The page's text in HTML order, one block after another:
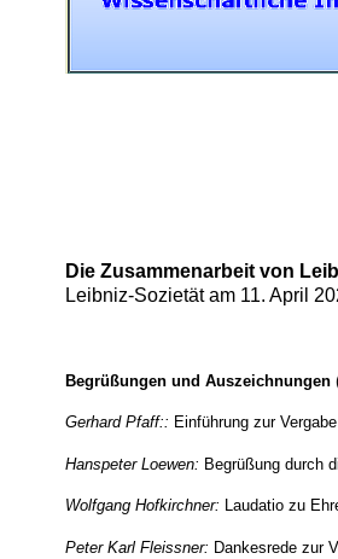
Die Zusammenarbeit von
Leibniz-Sozietät am 11. April
Begrüßungen und Auszeichnungen
Gerhard Pfaff:: Einführung zur
Hanspeter Loewen: Begrüßung durch
Wolfgang Hofkirchner: Laudatio zu
Peter Karl Fleissner: Dankesrede zur